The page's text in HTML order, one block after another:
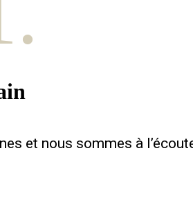
et nous sommes à